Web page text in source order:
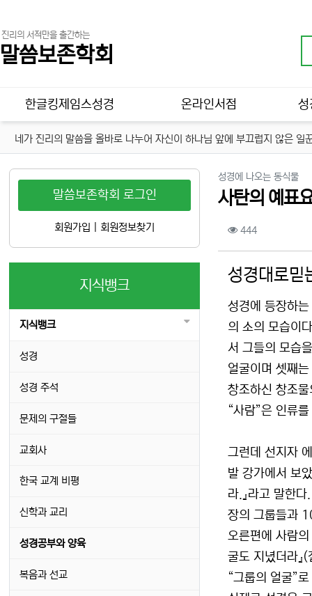
진리의 서적만을 출간하는
말씀보존학회
메인 메뉴
한글킹제임스성경 온라인서점 성
네가 진리의 말씀을 올바로 나누어 자신이 하나님 앞에 부끄럽지 않은
성경에 나오는 동식물분
사탄의 예표
컨텐츠 정보
444조회
성경대로믿
성경에 등장하
의 소의 모습이
서 그들의 모습
얼굴이며 셋째
창조하신 창조
“사람”은 인류
그런데 선지자
발 강가에서 보
라.』라고 말한
장의 그룹들과
오른편에 사람
굴도 지녔더라
“그룹의 얼굴”
말씀보존학회 로그인
회원가입 회원정보찾기
지식뱅크
지식뱅크
성경
성경 주석
문제의 구절들
교회사
한국 교계 비평
신학과 교리
성경공부와 양육
복음과 선교